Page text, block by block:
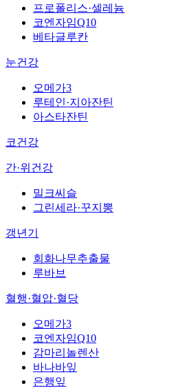
프로폴리스·셀레늄
코엔자임Q10
베타글루칸
눈건강
오메가3
루테인·지아잔틴
아스타잔틴
코건강
간·위건강
밀크씨슬
그린세라·꾸지뽕
갱년기
회화나무추출물
루바브
혈행·혈압·혈당
오메가3
코엔자임Q10
감마리놀렌산
바나바잎
은행잎